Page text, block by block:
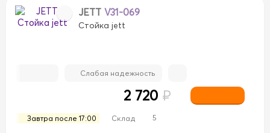
JETT V31-069
Стойка jett
Слабая надежность
Завтра после 17:00 Склад 5
2 720 ₽